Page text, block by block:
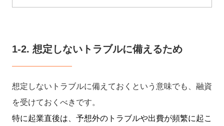
1-2. 想定しないトラブルに備えるため
想定しないトラブルに備えておくという意味でも、融資
を受けておくべきです。
特に起業直後は、予想外のトラブルや出費が頻繁に起こ